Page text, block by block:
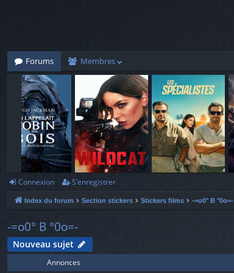
Forums
Membres
Connexion S’enregistrer
Index du forum Section stickers Stickers films -=o0° B °0o=-
-=o0° B °0o=-
Nouveau sujet
Annonces